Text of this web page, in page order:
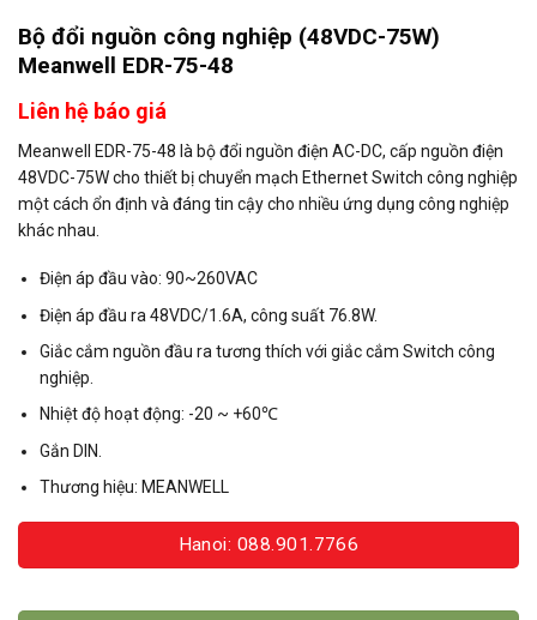
Bộ đổi nguồn công nghiệp (48VDC-75W)
Meanwell EDR-75-48
Liên hệ báo giá
Meanwell EDR-75-48 là bộ đổi nguồn điện AC-DC, cấp nguồn điện
48VDC-75W cho thiết bị chuyển mạch Ethernet Switch công nghiệp
một cách ổn định và đáng tin cậy cho nhiều ứng dụng công nghiệp
khác nhau.
Điện áp đầu vào: 90~260VAC
Điện áp đầu ra 48VDC/1.6A, công suất 76.8W.
Giắc cắm nguồn đầu ra tương thích với giắc cắm Switch công
nghiệp.
Nhiệt độ hoạt động: -20 ~ +60℃
Gắn DIN.
Thương hiệu: MEANWELL
Hanoi: 088.901.7766